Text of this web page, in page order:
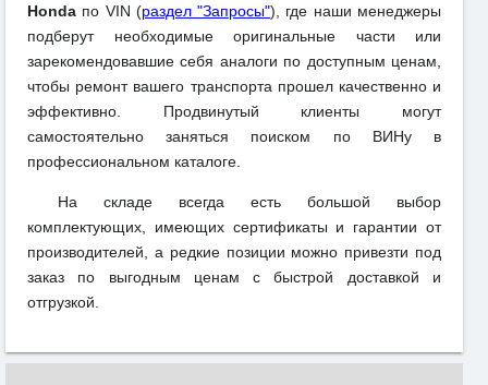
Honda по VIN (раздел "Запросы"), где наши менеджеры
подберут необходимые оригинальные части или
зарекомендовавшие себя аналоги по доступным ценам,
чтобы ремонт вашего транспорта прошел качественно и
эффективно. Продвинутый клиенты могут
самостоятельно заняться поиском по ВИНу в
профессиональном каталоге.
На складе всегда есть большой выбор
комплектующих, имеющих сертификаты и гарантии от
производителей, а редкие позиции можно привезти под
заказ по выгодным ценам с быстрой доставкой и
отгрузкой.